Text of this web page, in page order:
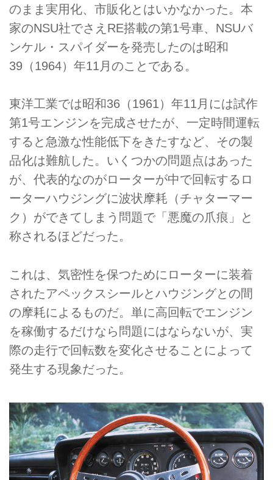
のまま実用化、市販化とはいかなかった。本
家のNSU社でさえRE搭載の第1号車、NSUバ
ンケル・スパイダーを発売したのは昭和
39（1964）年11月のことである。
東洋工業では昭和36（1961）年11月には試作
第1号エンジンを完成させたが、一定時間運転
すると急激な性能低下をきたすなど、その製
品化は難航した。いくつかの問題点はあった
が、代表的なのがローターが中で回転するロ
ーターハウジングに波状摩耗（チャターマー
ク）ができてしまう問題で「悪魔の爪痕」と
称されるほどだった。
これは、気密性を保つためにローターに装着
されたアペックスシールとハウジングとの間
の摩耗によるものだ。単に高回転でエンジン
を稼働するだけなら問題にはならないが、実
際の走行で回転数を変化させることによって
発生する現象だった。